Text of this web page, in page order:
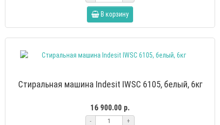
В корзину
Стиральная машина Indesit IWSC 6105, белый, 6кг
16 900.00 р.
- +